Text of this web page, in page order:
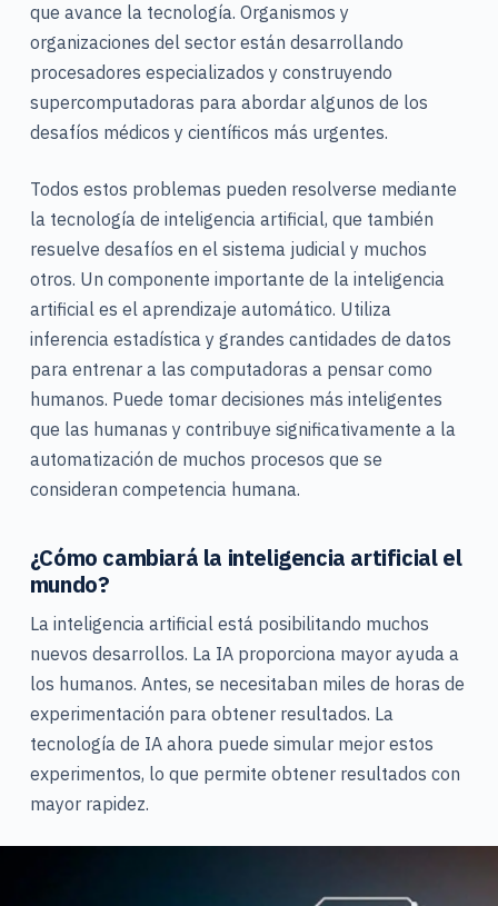
que avance la tecnología. Organismos y
organizaciones del sector están desarrollando
procesadores especializados y construyendo
supercomputadoras para abordar algunos de los
desafíos médicos y científicos más urgentes.
Todos estos problemas pueden resolverse mediante
la tecnología de inteligencia artificial, que también
resuelve desafíos en el sistema judicial y muchos
otros. Un componente importante de la inteligencia
artificial es el aprendizaje automático. Utiliza
inferencia estadística y grandes cantidades de datos
para entrenar a las computadoras a pensar como
humanos. Puede tomar decisiones más inteligentes
que las humanas y contribuye significativamente a la
automatización de muchos procesos que se
consideran competencia humana.
¿Cómo cambiará la inteligencia artificial el
mundo?
La inteligencia artificial está posibilitando muchos
nuevos desarrollos. La IA proporciona mayor ayuda a
los humanos. Antes, se necesitaban miles de horas de
experimentación para obtener resultados. La
tecnología de IA ahora puede simular mejor estos
experimentos, lo que permite obtener resultados con
mayor rapidez.